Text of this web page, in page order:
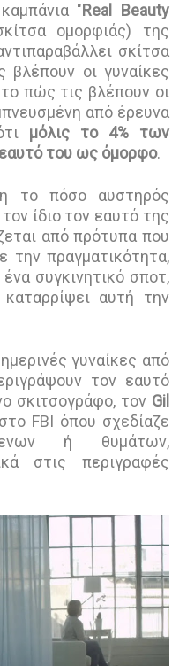
"Real Beauty
ομορφιάς) της
σκίτσα
βλέπουν οι γυναίκες
πώς τις βλέπουν οι
από έρευνα
μόλις το 4% των
του ως όμορφο.
το πόσο αυστηρός
τον ίδιο τον εαυτό της
από πρότυπα που
την πραγματικότητα,
συγκινητικό σποτ,
αυτή την
γυναίκες από
τον εαυτό
σκιτσογράφο, τον Gil
FBI όπου σχεδίαζε
ή θυμάτων,
στις περιγραφές